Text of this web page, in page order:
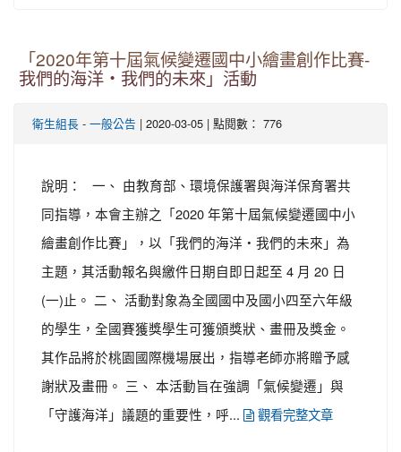
「2020年第十屆氣候變遷國中小繪畫創作比賽-
我們的海洋‧我們的未來」活動
衛生組長 - 一般公告 | 2020-03-05 | 點閱數： 776
說明： 一、 由教育部、環境保護署與海洋保育署共
同指導，本會主辦之「2020 年第十屆氣候變遷國中小
繪畫創作比賽」，以「我們的海洋‧我們的未來」為
主題，其活動報名與繳件日期自即日起至 4 月 20 日
(一)止。 二、 活動對象為全國國中及國小四至六年級
的學生，全國賽獲獎學生可獲頒獎狀、畫冊及獎金。
其作品將於桃園國際機場展出，指導老師亦將贈予感
謝狀及畫冊。 三、 本活動旨在強調「氣候變遷」與
「守護海洋」議題的重要性，呼...
觀看完整文章